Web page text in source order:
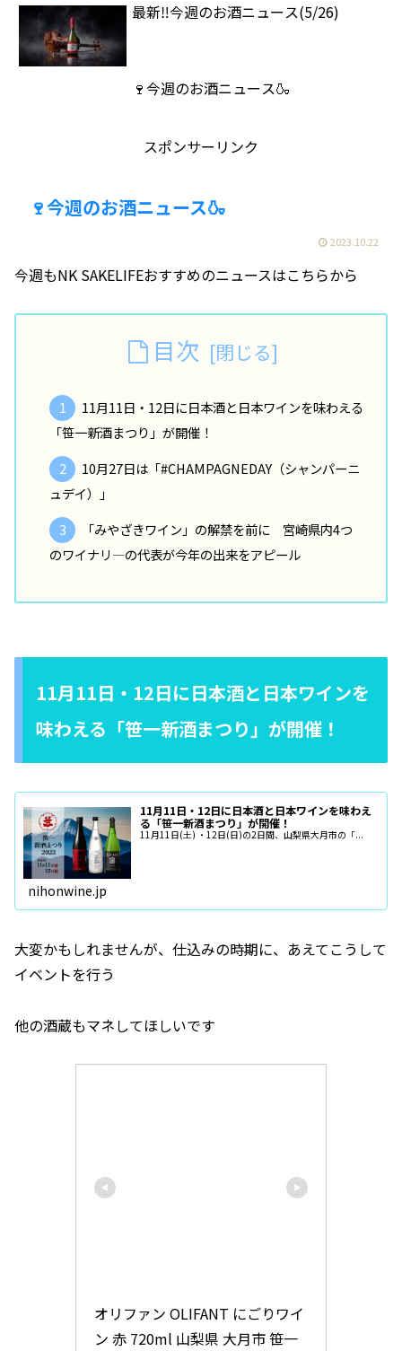
最新‼️今週のお酒ニュース(5/26)
🍷今週のお酒ニュース🍶
スポンサーリンク
🍷今週のお酒ニュース🍶
2023.10.22
今週もNK SAKELIFEおすすめのニュースはこちらから
目次
11月11日・12日に日本酒と日本ワインを味わえる
「笹一新酒まつり」が開催！
10月27日は「#CHAMPAGNEDAY（シャンパーニ
ュデイ）」
「みやざきワイン」の解禁を前に 宮崎県内4つ
のワイナリ―の代表が今年の出来をアピール
11月11日・12日に日本酒と日本ワインを
味わえる「笹一新酒まつり」が開催！
11月11日・12日に日本酒と日本ワインを味わえ
る「笹一新酒まつり」が開催！
11月11日(土) ・12日(日)の2日間、山梨県大月市の「...
nihonwine.jp
大変かもしれませんが、仕込みの時期に、あえてこうして
イベントを行う
他の酒蔵もマネしてほしいです
オリファン OLIFANT にごりワイ
ン 赤 720ml 山梨県 大月市 笹一